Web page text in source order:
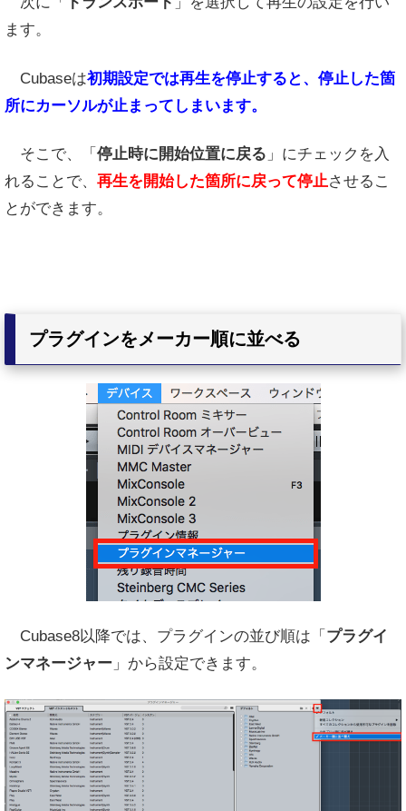
ます。
Cubaseは初期設定では再生を停止すると、停止した箇
所にカーソルが止まってしまいます。
そこで、「 停止時に開始位置に戻る 」にチェックを入
れることで、 再生を開始した箇所に戻って停止させるこ
とができます。
プラグインをメーカー順に並べる
Cubase8以降では、プラグインの並び順は「 プラグイ
ンマネージャー 」から設定できます。